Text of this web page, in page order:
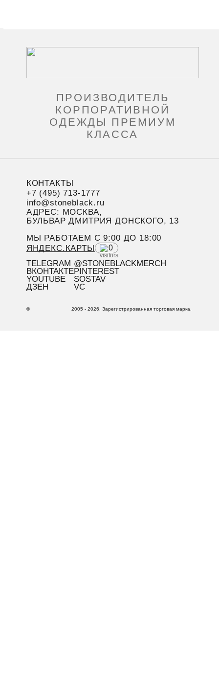
ПРОИЗВОДИТЕЛЬ
КОРПОРАТИВНОЙ
ОДЕЖДЫ ПРЕМИУМ
КЛАССА
КОНТАКТЫ
+7 (495) 713-1777
info@stoneblack.ru
АДРЕС: МОСКВА,
БУЛЬВАР ДМИТРИЯ ДОНСКОГО, 13
МЫ РАБОТАЕМ C 9:00 ДО 18:00
ЯНДЕКС.КАРТЫ
0
TELEGRAM
ВКОНТАКТЕ
YOUTUBE
ДЗЕН
@STONEBLACKMERCH
PINTEREST
SOSTAV
VC
© 2005 - 2026. Зарегистрированная торговая марка.